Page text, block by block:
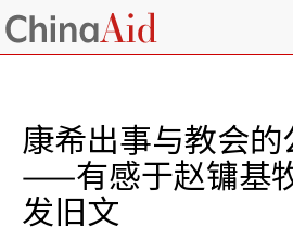
康希出事与教会
——有感于赵镛基
发旧文